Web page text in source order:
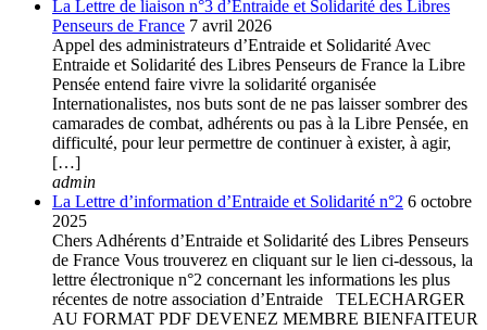
La Lettre de liaison n°3 d’Entraide et Solidarité des Libres
Penseurs de France 7 avril 2026
Appel des administrateurs d’Entraide et Solidarité Avec
Entraide et Solidarité des Libres Penseurs de France la Libre
Pensée entend faire vivre la solidarité organisée
Internationalistes, nos buts sont de ne pas laisser sombrer des
camarades de combat, adhérents ou pas à la Libre Pensée, en
difficulté, pour leur permettre de continuer à exister, à agir,
[…]
admin
La Lettre d’information d’Entraide et Solidarité n°2 6 octobre
2025
Chers Adhérents d’Entraide et Solidarité des Libres Penseurs
de France Vous trouverez en cliquant sur le lien ci-dessous, la
lettre électronique n°2 concernant les informations les plus
récentes de notre association d’Entraide TELECHARGER
AU FORMAT PDF DEVENEZ MEMBRE BIENFAITEUR